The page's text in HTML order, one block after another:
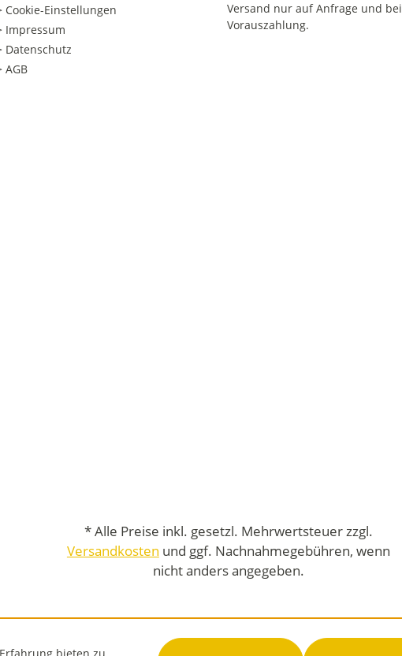
Cookie-Einstellungen
Impressum
Datenschutz
AGB
Versand nur auf Anfrage und bei
Vorauszahlung.
* Alle Preise inkl. gesetzl. Mehrwertsteuer zzgl.
Versandkosten und ggf. Nachnahmegebühren, wenn
nicht anders angegeben.